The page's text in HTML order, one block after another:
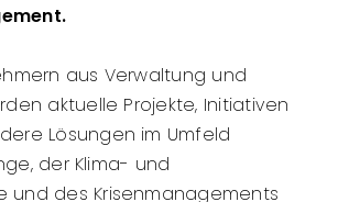
aus Verwaltung und
aktuelle Projekte, Initiativen
Lösungen im Umfeld
der Klima- und
und des Krisenmanagements